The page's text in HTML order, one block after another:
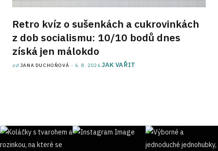
Retro kvíz o sušenkách a cukrovinkách
z dob socialismu: 10/10 bodů dnes
získá jen málokdo
od JANA DUCHOŇOVÁ 6. 8. 2026 JAK VAŘIT